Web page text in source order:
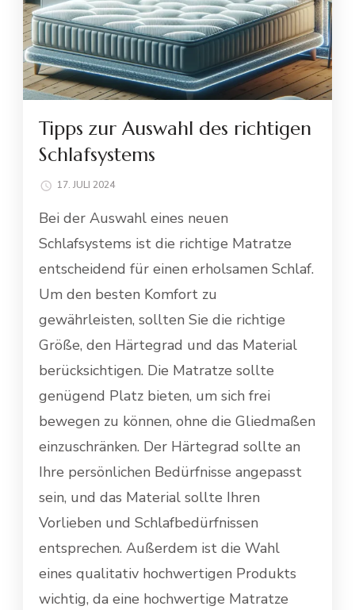
Tipps zur Auswahl des richtigen
Schlafsystems
17. JULI 2024
Bei der Auswahl eines neuen
Schlafsystems ist die richtige Matratze
entscheidend für einen erholsamen Schlaf.
Um den besten Komfort zu
gewährleisten, sollten Sie die richtige
Größe, den Härtegrad und das Material
berücksichtigen. Die Matratze sollte
genügend Platz bieten, um sich frei
bewegen zu können, ohne die Gliedmaßen
einzuschränken. Der Härtegrad sollte an
Ihre persönlichen Bedürfnisse angepasst
sein, und das Material sollte Ihren
Vorlieben und Schlafbedürfnissen
entsprechen. Außerdem ist die Wahl
eines qualitativ hochwertigen Produkts
wichtig, da eine hochwertige Matratze